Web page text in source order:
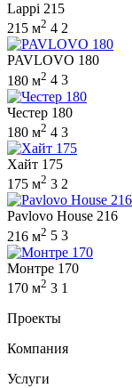
Lappi 215
215 м2 4 2
PAVLOVO 180
180 м2 4 3
Честер 180
180 м2 4 3
Хайт 175
175 м2 3 2
Pavlovo House 216
216 м2 5 3
Монтре 170
170 м2 3 1
Проекты
Компания
Услуги